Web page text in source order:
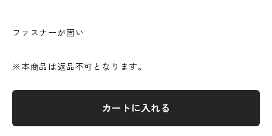
ファスナーが固い
※本商品は返品不可となります。
カートに入れる